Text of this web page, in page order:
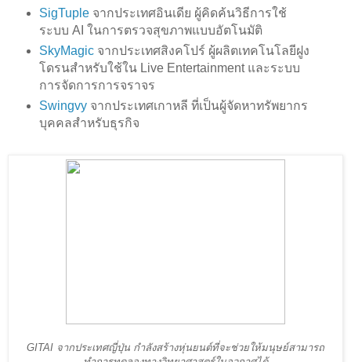
SigTupleจากประเทศอินเดีย ผู้คิดค้นวิธีการใช้
ระบบ AI ในการตรวจสุขภาพแบบอัตโนมัติ
SkyMagicจากประเทศสิงคโปร์ ผู้ผลิตเทคโนโลยีฝูง
โดรนสำหรับใช้ใน Live Entertainment และระบบ
การจัดการการจราจร
Swingvyจากประเทศเกาหลี ที่เป็นผู้จัดหาทรัพยากร
บุคคลสำหรับธุรกิจ
GITAI จากประเทศญี่ปุ่น กำลังสร้างหุ่นยนต์ที่จะช่วยให้มนุษย์สามารถ